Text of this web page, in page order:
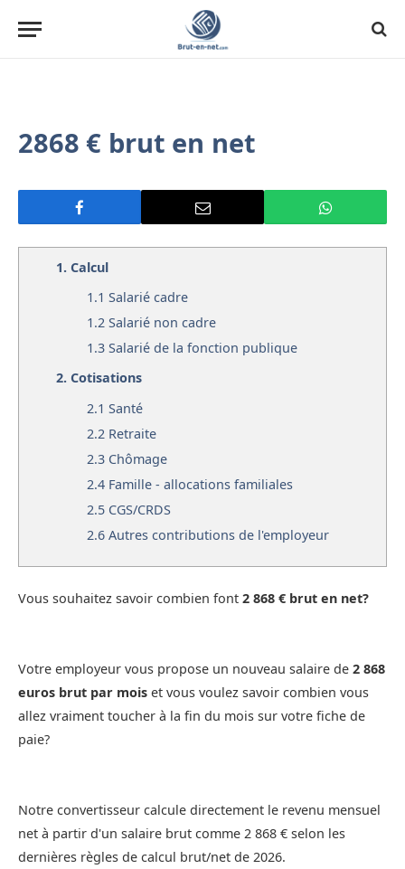
2868 € brut en net
1. Calcul
1.1 Salarié cadre
1.2 Salarié non cadre
1.3 Salarié de la fonction publique
2. Cotisations
2.1 Santé
2.2 Retraite
2.3 Chômage
2.4 Famille - allocations familiales
2.5 CGS/CRDS
2.6 Autres contributions de l'employeur
Vous souhaitez savoir combien font 2 868 € brut en net?
Votre employeur vous propose un nouveau salaire de 2 868
euros brut par mois et vous voulez savoir combien vous
allez vraiment toucher à la fin du mois sur votre fiche de
paie?
Notre convertisseur calcule directement le revenu mensuel
net à partir d'un salaire brut comme 2 868 € selon les
dernières règles de calcul brut/net de 2026.